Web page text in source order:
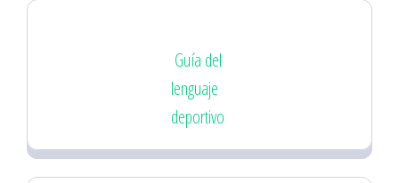
Guía del
lenguaje
deportivo